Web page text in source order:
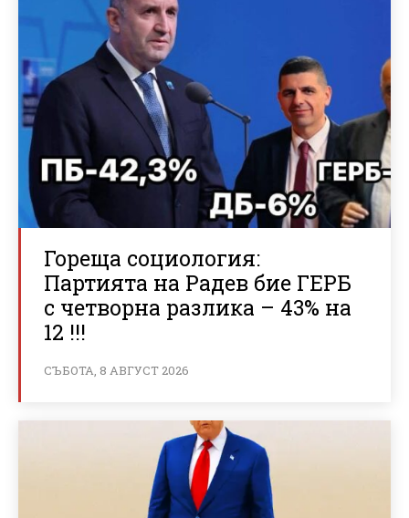
Гореща социология:
Партията на Радев бие ГЕРБ
с четворна разлика – 43% на
12 !!!
СЪБОТА, 8 АВГУСТ 2026